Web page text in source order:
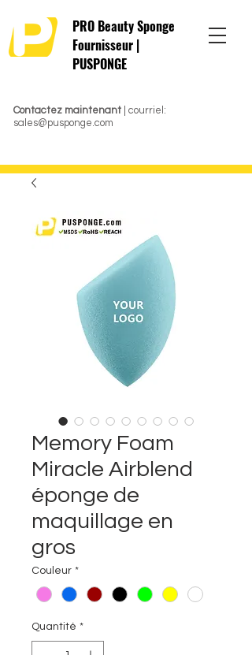
Contactez maintenant | courriel:
sales@pusponge.com
PRO Beauty Sponge
Fournisseur |
PUSPONGE
Memory Foam
Miracle Airblend
éponge de
maquillage en
gros
Couleur *
Quantité *